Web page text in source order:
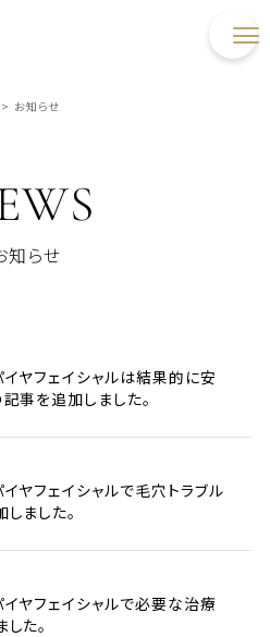
> お知らせ
知らせ
ヤフェイシャルは結果的に安
事を追加しました。
ヤフェイシャルで毛穴トラブル
ました。
ヤフェイシャルで必要な治療
た。